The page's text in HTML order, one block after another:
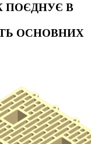
ПОЄДНУЄ В
ОСНОВНИХ